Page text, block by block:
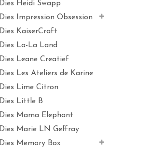
Dies Heidi Swapp
Dies Impression Obsession
Dies KaiserCraft
Dies La-La Land
Dies Leane Creatief
Dies Les Ateliers de Karine
Dies Lime Citron
Dies Little B
Dies Mama Elephant
Dies Marie LN Geffray
Dies Memory Box